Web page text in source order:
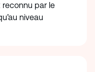
par le
niveau